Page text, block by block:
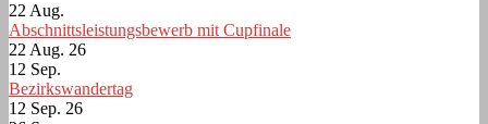
22 Aug.
Abschnittsleistungsbewerb mit Cupfinale
22 Aug. 26
12 Sep.
Bezirkswandertag
12 Sep. 26